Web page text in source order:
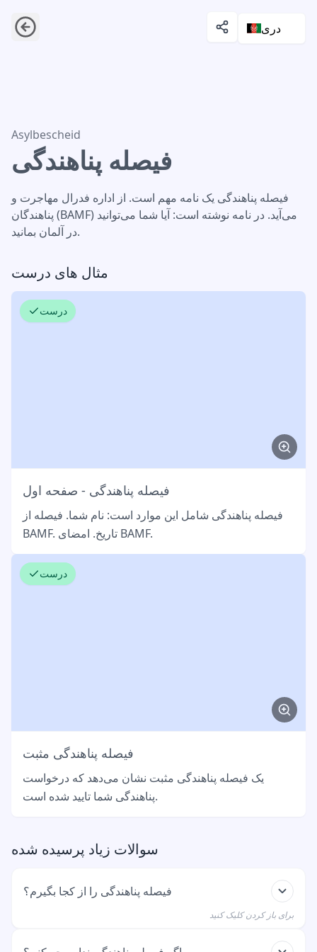
دری
فیصله پناهندگی
Asylbescheid
فیصله پناهندگی
فیصله پناهندگی یک نامه مهم است. از اداره فدرال مهاجرت و
پناهندگان (BAMF) می‌آید. در نامه نوشته است: آیا شما می‌توانید
در آلمان بمانید.
مثال های درست
درست
فیصله پناهندگی - صفحه اول
فیصله پناهندگی شامل این موارد است: نام شما. فیصله از
BAMF. تاریخ. امضای BAMF.
درست
فیصله پناهندگی مثبت
یک فیصله پناهندگی مثبت نشان می‌دهد که درخواست
پناهندگی شما تایید شده است.
سوالات زیاد پرسیده شده
فیصله پناهندگی را از کجا بگیرم؟
برای باز کردن کلیک کنید
BAMF نامه را به خانه شما می‌فرستد. این بعد از مصاحبه